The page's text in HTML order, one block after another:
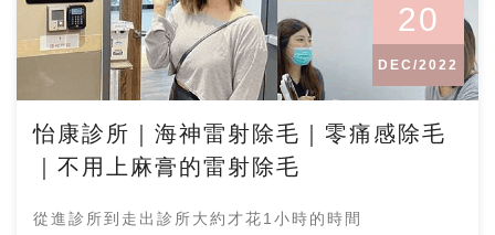
20
DEC/2022
怡康診所｜海神雷射除毛｜零痛感除毛
｜不用上麻膏的雷射除毛
從進診所到走出診所大約才花1小時的時間